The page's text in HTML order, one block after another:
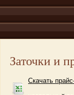
Заточки и
Скачать